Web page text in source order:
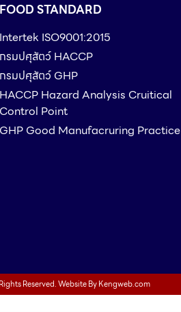
FOOD STANDARD
Intertek ISO9001:2015
กรมปศุสัตว์ HACCP
กรมปศุสัตว์ GHP
HACCP Hazard Analysis Cruitical
Control Point
GHP Good Manufacruring Practice
Reserved. Website ByKengweb.com